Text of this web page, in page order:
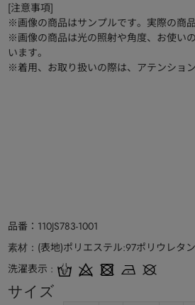
[注意事項]
※画像の商品はサンプルです。実際の商
※画像の商品は光の照射や角度、お使い
います。
※着用、お取り扱いの際は、アテンショ
品番 110JS783-1001
素材
(表地)ポリエステル:97ポリウレタ
洗濯表示
サイズ